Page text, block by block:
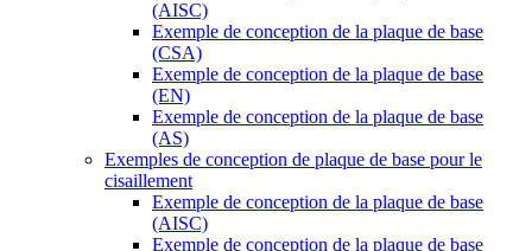
(AISC)
Exemple de conception de la plaque de base
(CSA)
Exemple de conception de la plaque de base
(EN)
Exemple de conception de la plaque de base
(AS)
Exemples de conception de plaque de base pour le
cisaillement
Exemple de conception de la plaque de base
(AISC)
Exemple de conception de la plaque de base